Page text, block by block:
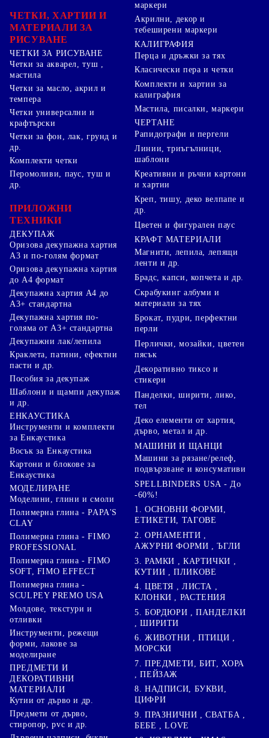
ЧЕТКИ, ХАРТИИ И
МАТЕРИАЛИ ЗА
РИСУВАНЕ
ЧЕТКИ ЗА РИСУВАНЕ
Четки за акварел, туш ,
мастила
Четки за масло, акрил и
темпера
Четки универсални и
крафтърски
Четки за фон, лак, грунд и
др.
Комплекти четки
маркери
Акрилни, декор и
тебеширени маркери
КАЛИГРАФИЯ
Перца и дръжки за тях
Класически пера и четки
Комплекти и хартии за
калиграфия
Мастила, писалки, маркери
ЧЕРТАНЕ
Рапидографи и пергели
Линии, триъгълници,
шаблони
Перомоливи, паус, туш и
др.
ПРИЛОЖНИ
ТЕХНИКИ
ДЕКУПАЖ
Оризова декупажна хартия
А3 и по-голям формат
Оризова декупажна хартия
до А4 формат
Декупажна хартия А4 до
А3+ стандартна
Декупажна хартия по-
голяма от А3+ стандартна
Декупажни лак/лепила
Краклета, патини, ефектни
пасти и др.
Пособия за декупаж
Шаблони и щампи декупаж
и др.
ЕНКАУСТИКА
Инструменти и комплекти
за Енкаустика
Восък за Енкаустика
Картони и блокове за
Енкаустика
МОДЕЛИРАНЕ
Моделини, глини и смоли
Полимерна глина - PAPA'S
CLAY
Полимерна глина - FIMO
PROFESSIONAL
Полимерна глина - FIMO
SOFT, FIMO EFFECT
Полимерна глина -
SCULPEY PREMO USA
Молдове, текстури и
отливки
Инструменти, режещи
форми, лакове за
моделиране
ПРЕДМЕТИ И
ДЕКОРАТИВНИ
МАТЕРИАЛИ
Кутии от дърво и др.
Предмети от дърво,
стиропор, pvc и др.
Креативни и ръчни картони
и хартии
Креп, тишу, деко велпапе и
др.
Цветен и фигурален паус
КРАФТ МАТЕРИАЛИ
Магнити, лепила, лепящи
ленти и др.
Брадс, капси, копчета и др.
Скрабукинг албуми и
материали за тях
Брокат, пудри, перфектни
перли
Перлички, мозайки, цветен
пясък
Декоративно тиксо и
стикери
Панделки, ширити, лико,
тел
Деко елементи от хартия,
дърво, метал и др.
МАШИНИ И ЩАНЦИ
Машини за рязане/релеф,
подвързване и консумативи
SPELLBINDERS USA - До
-60%!
1. ОСНОВНИ ФОРМИ,
ЕТИКЕТИ, ТАГОВЕ
2. ОРНАМЕНТИ ,
АЖУРНИ ФОРМИ , ЪГЛИ
3. РАМКИ , КАРТИЧКИ ,
КУТИИ , ПЛИКОВЕ
4. ЦВЕТЯ , ЛИСТА ,
КЛОНКИ , РАСТЕНИЯ
5. БОРДЮРИ , ПАНДЕЛКИ
, ШИРИТИ
6. ЖИВОТНИ , ПТИЦИ ,
МОРСКИ
7. ПРЕДМЕТИ, БИТ, ХОРА
, ПЕЙЗАЖ
8. НАДПИСИ, БУКВИ,
ЦИФРИ
9. ПРАЗНИЧНИ , СВАТБА ,
БЕБЕ , LOVE